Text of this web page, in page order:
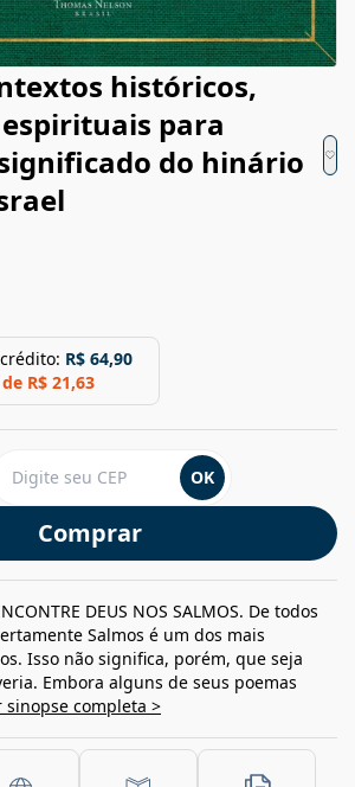
históricos,
para
do hinário
R$ 64,90
R$ 21,63
Comprar
OK
DEUS NOS SALMOS. De todos
Salmos é um dos mais
Isso não significa, porém, que seja
Embora alguns de seus poemas
sinopse completa >